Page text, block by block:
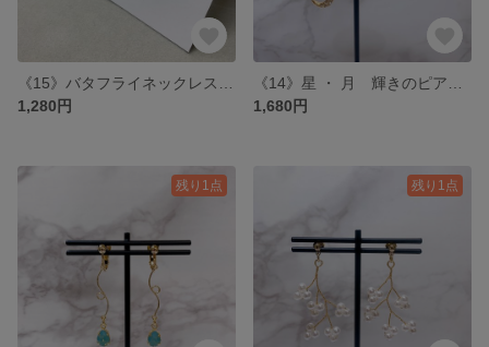
1,280円
1,680円
残り1点 残り1点